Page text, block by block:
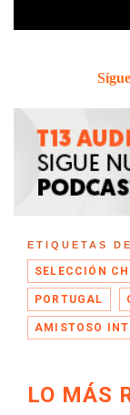
ETIQUETAS
SELECCIÓN
PORTUGAL
AMISTOSO
LO MÁS